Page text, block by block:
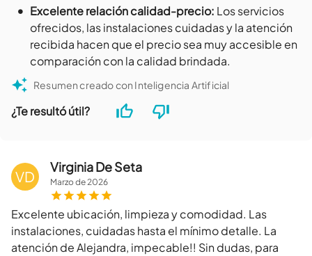
• Excelente relación calidad-precio: Los servicios
ofrecidos, las instalaciones cuidadas y la atención
recibida hacen que el precio sea muy accesible en
comparación con la calidad brindada.
Resumen creado con Inteligencia Artificial
¿Te resultó útil?
VD
Virginia De Seta
Marzode2026
Excelente ubicación, limpieza y comodidad. Las
instalaciones, cuidadas hasta el mínimo detalle. La
atención de Alejandra, impecable!! Sin dudas, para